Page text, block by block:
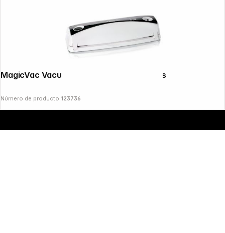
MagicVac Vacuum Machine Elite 300 Plus
Número de producto:123736